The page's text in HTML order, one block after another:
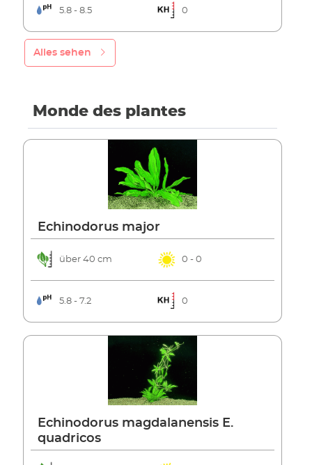
5.8 - 8.5 0
Alles sehen
Monde des plantes
Echinodorus major
über 40 cm 0 - 0
5.8 - 7.2 0
Echinodorus magdalanensis E.
quadricos